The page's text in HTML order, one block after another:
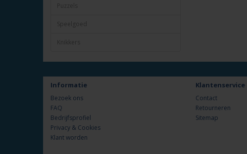
Puzzels
Speelgoed
Knikkers
Informatie
Bezoek ons
FAQ
Bedrijfsprofiel
Privacy & Cookies
Klant worden
Klantenservice
Contact
Retourneren
Sitemap